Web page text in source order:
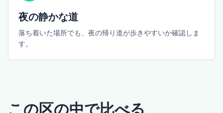
夜の静かな道
落ち着いた場所でも、夜の帰り道が歩きやすいか確認しま
す。
この区の中で比べる